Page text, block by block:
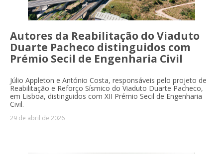
Autores da Reabilitação do Viaduto
Duarte Pacheco distinguidos com
Prémio Secil de Engenharia Civil
Júlio Appleton e António Costa, responsáveis pelo projeto de
Reabilitação e Reforço Sísmico do Viaduto Duarte Pacheco,
em Lisboa, distinguidos com XII Prémio Secil de Engenharia
Civil.
29 de abril de 2026